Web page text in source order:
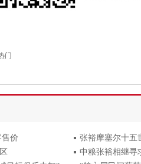
门
价
张裕摩塞尔十五
中粮张裕相继寻